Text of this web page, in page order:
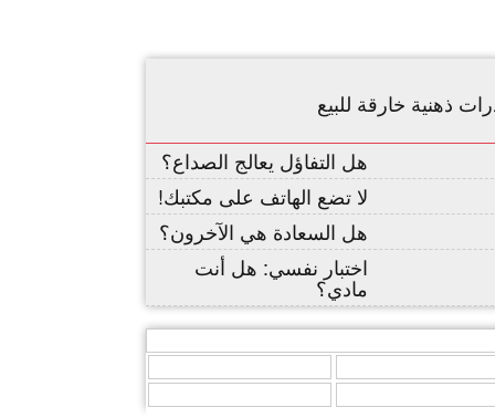
ذهنية خارقة للبيع
هل التفاؤل يعالج الصداع؟
لا تضع الهاتف على مكتبك!
هل السعادة هي الآخرون؟
اختبار نفسي: هل أنت
مادي؟